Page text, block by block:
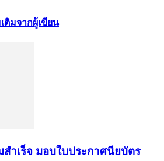
ติมจากผู้เขียน
สำเร็จ มอบใบประกาศนียบัตร